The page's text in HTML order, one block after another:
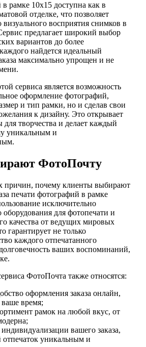
рамке 10х15 доступна как в
отделке, что позволяет
визуального восприятия снимков в
предлагает широкий выбор
вариантов до более
найдется идеальный
максимально упрощен и не
сервиса является возможность
оформление фотографий,
и тип рамки, но и сделав свои
к дизайну. Это открывает
творчества и делает каждый
уникальным и
ФотоПочту
причин, почему клиенты выбирают
печати фотографий в рамке
исключительно
оборудования для фотопечати и
качества от ведущих мировых
гарантирует не только
каждого отпечатанного
ваших воспоминаний,
ФотоПочта также относятся:
оформления заказа онлайн,
время;
рамок на любой вкус, от
вашего заказа,
отпечаток уникальным и